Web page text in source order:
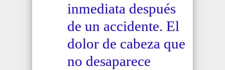
inmediata después
de un accidente. El
dolor de cabeza que
no desaparece